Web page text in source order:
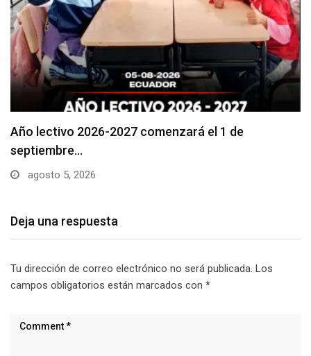
Se suspenderá servicio de agua potable en varios…
agosto 5, 2026
Deja una respuesta
Tu dirección de correo electrónico no será publicada. Los
campos obligatorios están marcados con *